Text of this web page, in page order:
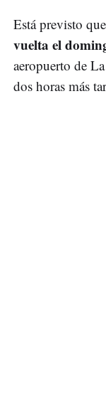
Está previsto
vuelta el
aeropuerto de
dos horas más